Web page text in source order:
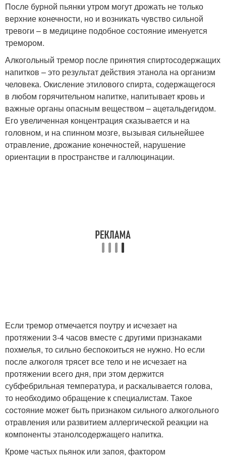
После бурной пьянки утром могут дрожать не только
верхние конечности, но и возникать чувство сильной
тревоги – в медицине подобное состояние именуется
тремором.
Алкогольный тремор после принятия спиртосодержащих
напитков – это результат действия этанола на организм
человека. Окисление этилового спирта, содержащегося
в любом горячительном напитке, напитывает кровь и
важные органы опасным веществом – ацетальдегидом.
Его увеличенная концентрация сказывается и на
головном, и на спинном мозге, вызывая сильнейшее
отравление, дрожание конечностей, нарушение
ориентации в пространстве и галлюцинации.
Если тремор отмечается поутру и исчезает на
протяжении 3-4 часов вместе с другими признаками
похмелья, то сильно беспокоиться не нужно. Но если
после алкоголя трясет все тело и не исчезает на
протяжении всего дня, при этом держится
субфебрильная температура, и раскалывается голова,
то необходимо обращение к специалистам. Такое
состояние может быть признаком сильного алкогольного
отравления или развитием аллергической реакции на
компоненты этанолсодержащего напитка.
Кроме частых пьянок или запоя, фактором